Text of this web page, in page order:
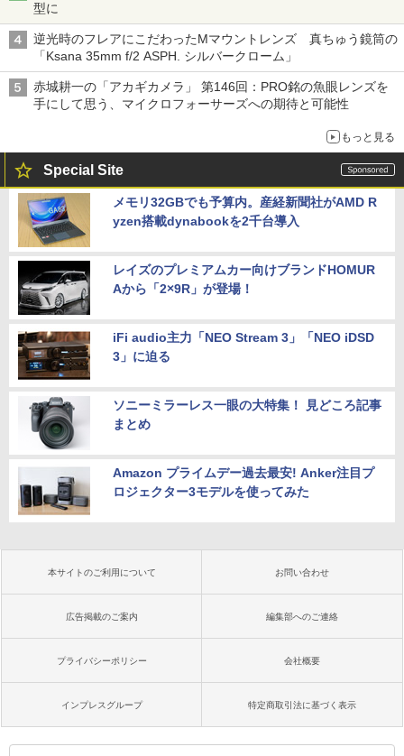
型に
逆光時のフレアにこだわったMマウントレンズ 真ちゅう鏡筒の
「Ksana 35mm f/2 ASPH. シルバークローム」
赤城耕一の「アカギカメラ」 第146回：PRO銘の魚眼レンズを
手にして思う、マイクロフォーサーズへの期待と可能性
もっと見る
Special Site
メモリ32GBでも予算内。産経新聞社がAMD R
yzen搭載dynabookを2千台導入
レイズのプレミアムカー向けブランドHOMUR
Aから「2×9R」が登場！
iFi audio主力「NEO Stream 3」「NEO iDSD
3」に迫る
ソニーミラーレス一眼の大特集！ 見どころ記事
まとめ
Amazon プライムデー過去最安! Anker注目プ
ロジェクター3モデルを使ってみた
本サイトのご利用について お問い合わせ
広告掲載のご案内 編集部へのご連絡
プライバシーポリシー 会社概要
インプレスグループ 特定商取引法に基づく表示